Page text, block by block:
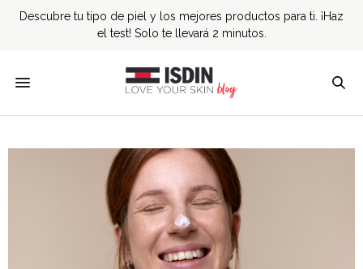
Descubre tu tipo de piel y los mejores productos para ti. ¡Haz
el test! Solo te llevará 2 minutos.